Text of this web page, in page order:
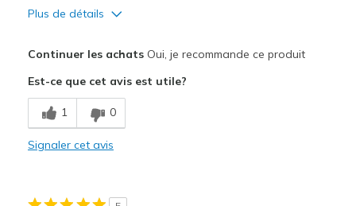
Plus de détails
Les meilleures utilisations
Casual Wear
View On Shoes
I'm Into Shoes
Continuer les achatsOui, je recommande ce produit
Est-ce que cet avis est utile?
1 0
Signaler cet avis